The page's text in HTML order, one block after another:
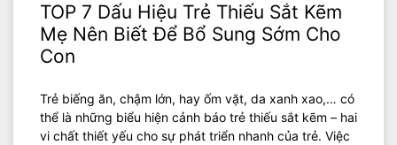
TOP 7 Dấu Hiệu Trẻ Thiếu Sắt Kẽm
Mẹ Nên Biết Để Bổ Sung Sớm Cho
Con
Trẻ biếng ăn, chậm lớn, hay ốm vặt, da xanh xao,… có
thể là những biểu hiện cảnh báo trẻ thiếu sắt kẽm – hai
vi chất thiết yếu cho sự phát triển nhanh của trẻ. Việc